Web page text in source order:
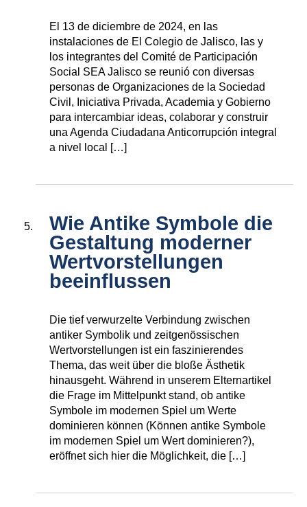
El 13 de diciembre de 2024, en las
instalaciones de El Colegio de Jalisco, las y
los integrantes del Comité de Participación
Social SEA Jalisco se reunió con diversas
personas de Organizaciones de la Sociedad
Civil, Iniciativa Privada, Academia y Gobierno
para intercambiar ideas, colaborar y construir
una Agenda Ciudadana Anticorrupción integral
a nivel local […]
Wie Antike Symbole die
Gestaltung moderner
Wertvorstellungen
beeinflussen
Die tief verwurzelte Verbindung zwischen
antiker Symbolik und zeitgenössischen
Wertvorstellungen ist ein faszinierendes
Thema, das weit über die bloße Ästhetik
hinausgeht. Während in unserem Elternartikel
die Frage im Mittelpunkt stand, ob antike
Symbole im modernen Spiel um Werte
dominieren können (Können antike Symbole
im modernen Spiel um Wert dominieren?),
eröffnet sich hier die Möglichkeit, die […]